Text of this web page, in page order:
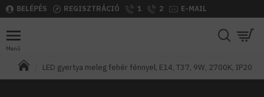
BELÉPÉS REGISZTRÁCIÓ 1 2 E-MAIL
LED gyertya meleg fehér fénnyel, E14, T37, 9W, 2700K, IP20